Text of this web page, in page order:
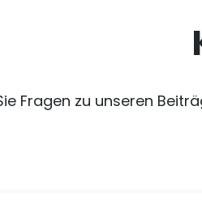
Fragen zu unseren